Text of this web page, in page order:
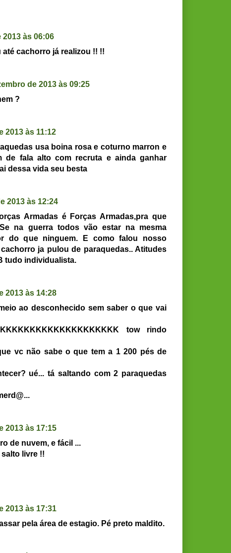
às 06:06
cachorro já realizou !! !!
de 2013 às 09:25
?
2013 às 11:12
usa boina rosa e coturno marron e
de fala alto com recruta e ainda ganhar
dessa vida seu besta
2013 às 12:24
Armadas é Forças Armadas,pra que
na guerra todos vão estar na mesma
do que ninguem. E como falou nosso
ja pulou de paraquedas.. Atitudes
tudo individualista.
2013 às 14:28
ao desconhecido sem saber o que vai
tow rindo
vc não sabe o que tem a 1 200 pés de
ué... tá saltando com 2 paraquedas
2013 às 17:15
de nuvem, e fácil ...
livre !!
2013 às 17:31
pela área de estagio. Pé preto maldito.